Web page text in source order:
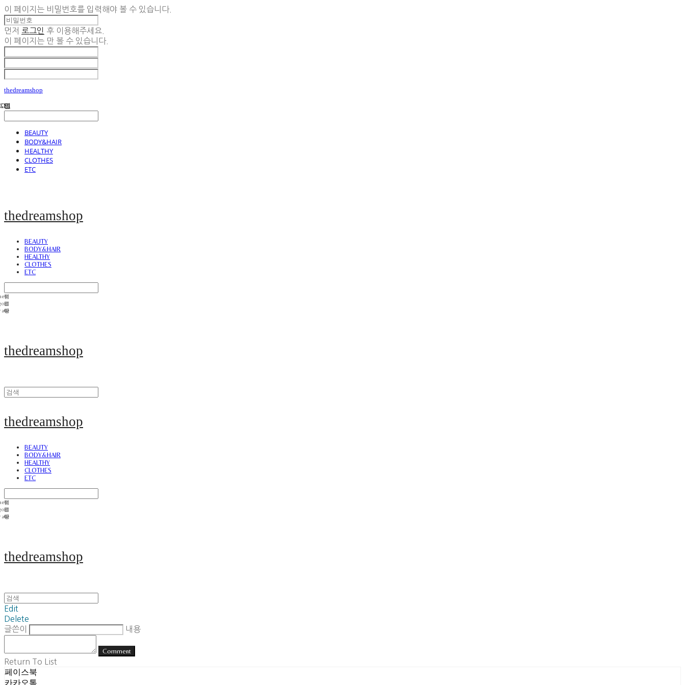
이 페이지는 비밀번호를 입력해야 볼 수 있습니다.
먼저 로그인 후 이용해주세요.
이 페이지는 만 볼 수 있습니다.
thedreamshop
BEAUTY
BODY&HAIR
HEALTHY
CLOTHES
ETC
thedreamshop
BEAUTY
BODY&HAIR
HEALTHY
CLOTHES
ETC
thedreamshop
thedreamshop
BEAUTY
BODY&HAIR
HEALTHY
CLOTHES
ETC
thedreamshop
Edit
Delete
글쓴이
내용
Comment
Return To List
페이스북
카카오톡